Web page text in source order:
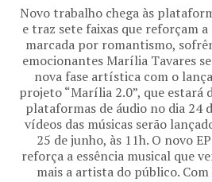
Novo trabalho chega às
e traz sete faixas que reforçam
marcada por romantismo,
emocionantes Marília Tavares
nova fase artística com o
projeto “Marília 2.0”, que estará
plataformas de áudio no dia 24
vídeos das músicas serão
25 de junho, às 11h. O novo
reforça a essência musical que
mais a artista do público.